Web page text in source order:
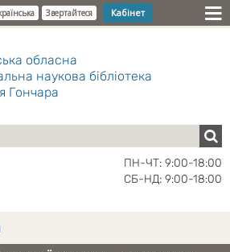
Звертайтеся Кабінет
обласна
наукова бібліотека
Гончара
ПН-ЧТ: 9:00-18:00
СБ-НД: 9:00-18:00